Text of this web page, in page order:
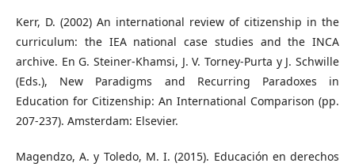
Kerr, D. (2002) An international review of citizenship in the
curriculum: the IEA national case studies and the INCA
archive. En G. Steiner-Khamsi, J. V. Torney-Purta y J. Schwille
(Eds.), New Paradigms and Recurring Paradoxes in
Education for Citizenship: An International Comparison (pp.
207-237). Amsterdam: Elsevier.
Magendzo, A. y Toledo, M. I. (2015). Educación en derechos